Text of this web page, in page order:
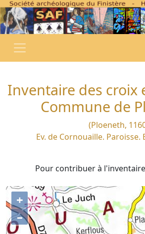
Inventaire des croix
Commune de
(Ploeneth,
Ev. de Cornouaille. Paroisse.
Pour contribuer à
+
–